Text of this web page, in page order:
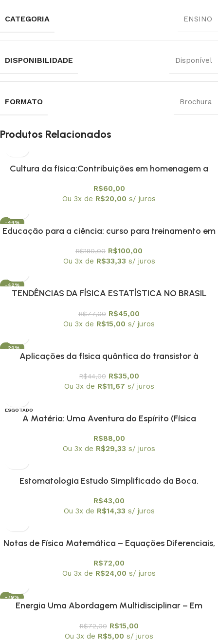
CATEGORIA ENSINO
DISPONIBILIDADE Disponível
FORMATO Brochura
Produtos Relacionados
Cultura da física:Contribuições em homenagem a
R$60,00
Ou 3x de R$20,00 s/ juros
-44%
Educação para a ciência: curso para treinamento em
R$180,00 R$100,00
Ou 3x de R$33,33 s/ juros
-42%
TENDÊNCIAS DA FÍSICA ESTATÍSTICA NO BRASIL
R$77,00 R$45,00
Ou 3x de R$15,00 s/ juros
-20%
Aplicações da física quântica do transistor à
SBF
R$44,00 R$35,00
Ou 3x de R$11,67 s/ juros
ESGOTADO
A Matéria: Uma Aventura do Espírito (Física
R$88,00
Ou 3x de R$29,33 s/ juros
Estomatologia Estudo Simplificado da Boca.
R$43,00
Ou 3x de R$14,33 s/ juros
Notas de Física Matemática – Equações Diferenciais,
R$72,00
Ou 3x de R$24,00 s/ juros
-79%
Energia Uma Abordagem Multidisciplinar – Em
R$72,00 R$15,00
Ou 3x de R$5,00 s/ juros